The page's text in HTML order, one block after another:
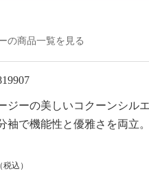
の商品一覧を見る
ジーの美しいコクーンシル
袖で機能性と優雅さを両立。
（税込）